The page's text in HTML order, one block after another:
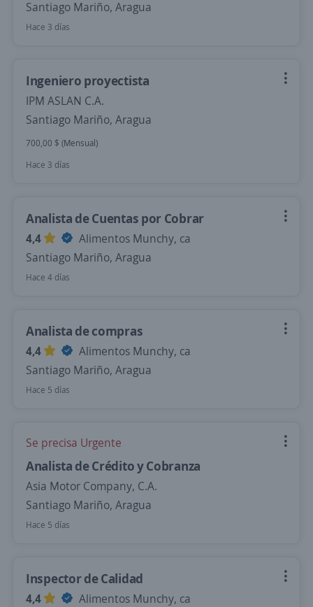
Santiago Mariño, Aragua
Hace 3 días
Ingeniero proyectista
IPM ASLAN C.A.
Santiago Mariño, Aragua
700,00 $ (Mensual)
Hace 3 días
Analista de Cuentas por Cobrar
4,4
Alimentos Munchy, ca
Santiago Mariño, Aragua
Hace 4 días
Analista de compras
4,4
Alimentos Munchy, ca
Santiago Mariño, Aragua
Hace 5 días
Se precisa Urgente
Analista de Crédito y Cobranza
Asia Motor Company, C.A.
Santiago Mariño, Aragua
Hace 5 días
Inspector de Calidad
4,4
Alimentos Munchy, ca